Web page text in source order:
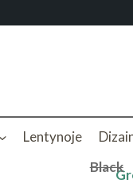
Lentynoje
Black